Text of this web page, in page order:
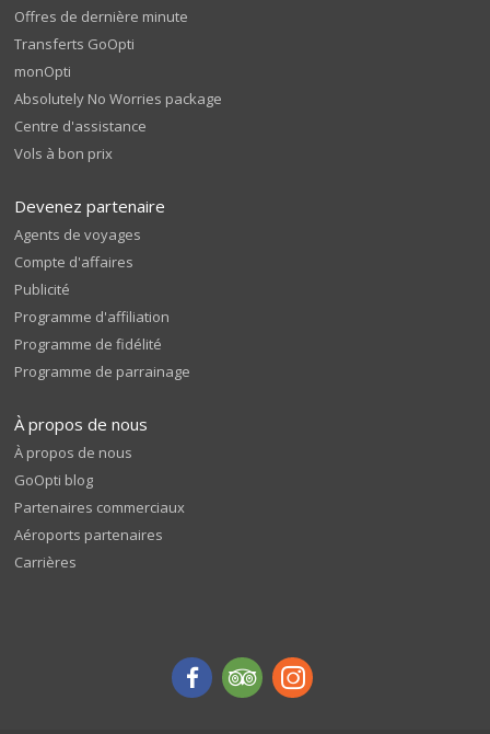
Offres de dernière minute
Transferts GoOpti
monOpti
Absolutely No Worries package
Centre d'assistance
Vols à bon prix
Devenez partenaire
Agents de voyages
Compte d'affaires
Publicité
Programme d'affiliation
Programme de fidélité
Programme de parrainage
À propos de nous
À propos de nous
GoOpti blog
Partenaires commerciaux
Aéroports partenaires
Carrières